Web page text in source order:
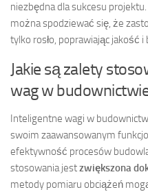
niezbędna dla sukcesu
można spodziewać się, że
tylko rosło, poprawiając jakość
Jakie są zalety
wag w
Inteligentne wagi w
swoim zaawansowanym
efektywność procesów
stosowania jestzwiększona
metody pomiaru obciążeń